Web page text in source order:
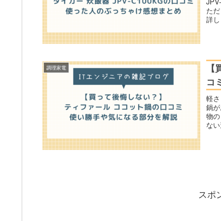
た
詳
調理家電
コ
軽
鍋
物
な
スポ